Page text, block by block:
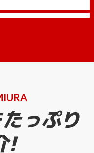
っぷり
!